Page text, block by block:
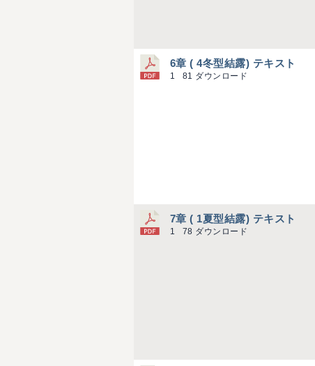
6章 ( 4冬型結露) テキスト
1 81 ダウンロード
7章 ( 1夏型結露) テキスト
1 78 ダウンロード